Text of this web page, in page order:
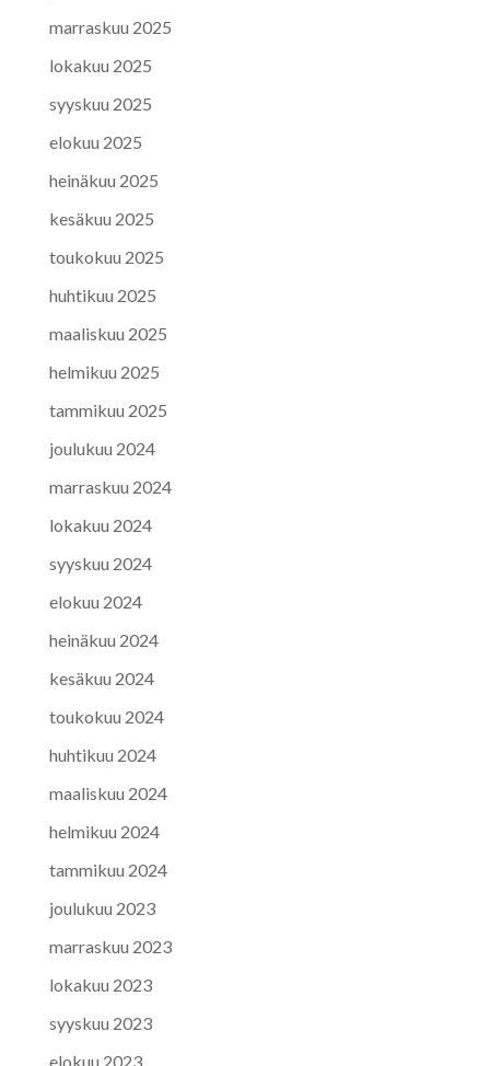
marraskuu 2025
lokakuu 2025
syyskuu 2025
elokuu 2025
heinäkuu 2025
kesäkuu 2025
toukokuu 2025
huhtikuu 2025
maaliskuu 2025
helmikuu 2025
tammikuu 2025
joulukuu 2024
marraskuu 2024
lokakuu 2024
syyskuu 2024
elokuu 2024
heinäkuu 2024
kesäkuu 2024
toukokuu 2024
huhtikuu 2024
maaliskuu 2024
helmikuu 2024
tammikuu 2024
joulukuu 2023
marraskuu 2023
lokakuu 2023
syyskuu 2023
elokuu 2023